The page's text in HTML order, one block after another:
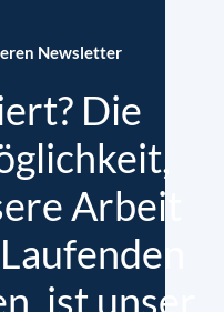
Newsletter
Die
Arbeit
ist unser